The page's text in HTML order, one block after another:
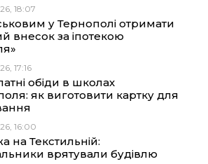
18:07
у Тернополі отримати
внесок за іпотекою
17:16
обіди в школах
як виготовити картку для
16:00
на Текстильній:
врятували будівлю